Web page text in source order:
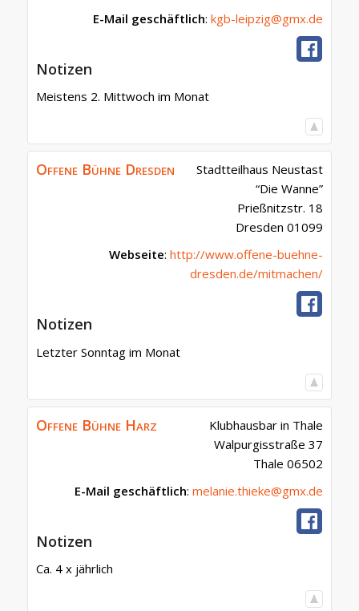
E-Mail geschäftlich: kgb-leipzig@gmx.de
Notizen
Meistens 2. Mittwoch im Monat
Offene Bühne Dresden
Stadtteilhaus Neustast
“Die Wanne”
Prießnitzstr. 18
Dresden 01099
Webseite: http://www.offene-buehne-
dresden.de/mitmachen/
Notizen
Letzter Sonntag im Monat
Offene Bühne Harz
Klubhausbar in Thale
Walpurgisstraße 37
Thale 06502
E-Mail geschäftlich: melanie.thieke@gmx.de
Notizen
Ca. 4 x jährlich